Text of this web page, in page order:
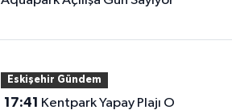
Eskişehir Gündem
17:41